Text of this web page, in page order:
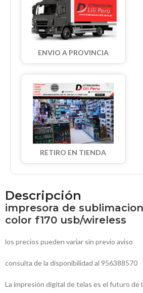
ENVIO A PROVINCIA
RETIRO EN TIENDA
Descripción
impresora de
color f170 usb/wireless
los precios pueden variar sin previo aviso
consulta de la disponibilidad al 956388570
La impresión digital de telas es el futuro de